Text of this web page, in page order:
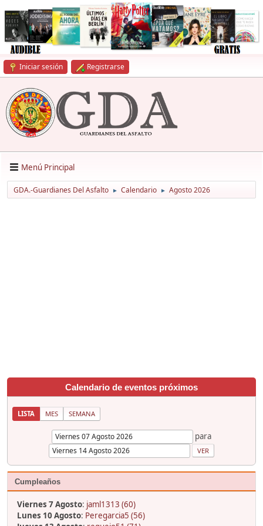
Iniciar sesión Registrarse
Menú Principal
GDA.-Guardianes Del Asfalto ► Calendario ► Agosto 2026
Calendario de eventos próximos
LISTA MES SEMANA
para
Cumpleaños
Viernes 7 Agosto: jaml1313 (60)
Lunes 10 Agosto: Peregarcia5 (56)